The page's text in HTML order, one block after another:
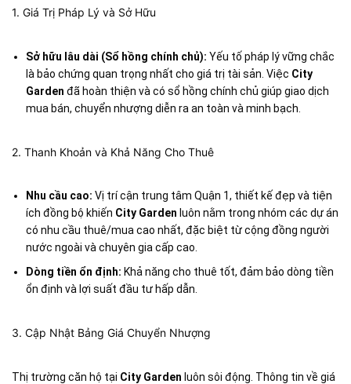
1. Giá Trị Pháp Lý và Sở Hữu
Sở hữu lâu dài (Sổ hồng chính chủ): Yếu tố pháp lý vững chắc
là bảo chứng quan trọng nhất cho giá trị tài sản. Việc City
Garden đã hoàn thiện và có sổ hồng chính chủ giúp giao dịch
mua bán, chuyển nhượng diễn ra an toàn và minh bạch.
2. Thanh Khoản và Khả Năng Cho Thuê
Nhu cầu cao: Vị trí cận trung tâm Quận 1, thiết kế đẹp và tiện
ích đồng bộ khiến City Garden luôn nằm trong nhóm các dự án
có nhu cầu thuê/mua cao nhất, đặc biệt từ cộng đồng người
nước ngoài và chuyên gia cấp cao.
Dòng tiền ổn định: Khả năng cho thuê tốt, đảm bảo dòng tiền
ổn định và lợi suất đầu tư hấp dẫn.
3. Cập Nhật Bảng Giá Chuyển Nhượng
Thị trường căn hộ tại City Garden luôn sôi động. Thông tin về giá